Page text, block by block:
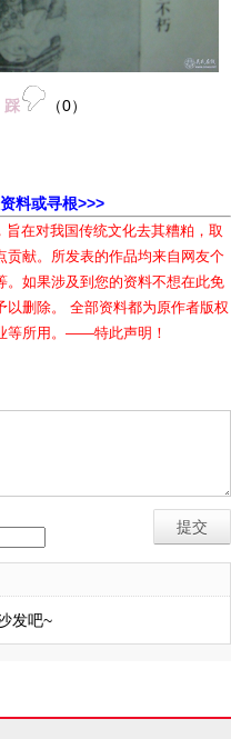
踩 （0）
料或寻根>>>
在对我国传统文化去其糟粕，取
贡献。所发表的作品均来自网友个
。如果涉及到您的资料不想在此免
删除。 全部资料都为原作者版权
等所用。——特此声明！
发吧~